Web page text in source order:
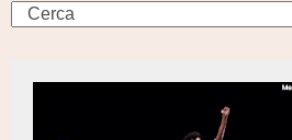
Search